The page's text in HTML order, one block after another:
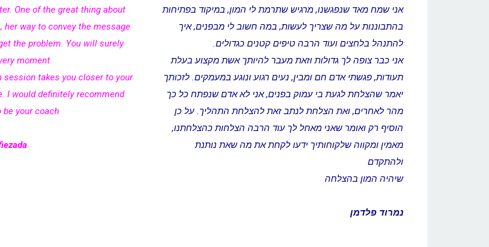
אני שמח מאד שנפגשנו, מרגיש שתרמת לי המון, במיקוד בפתיחות
בהתבוננות על מה שצריך לעשות, במה חשוב לי מבפנים, איך
להתנהל בלחצים ועוד הרבה טיפים קטנים כגדולים.
אני כבר צופה לך גדולות וזאת מעבר להיותך אשת מקצוע בעלת
תעודות, פגשתי אדם חם ומבין, נעים רגוע ונוגע במעמקים. לזכותך
יאמר שהצלחת לגעת בי עמוק בפנים, אני לא אדם שנפתח כל כך
מהר לאחרים, ואת הצלחת לנתב זאת להצלחת התהליך. על כן
הוסיף רק ואומר שאני מאחל לך עוד הרבה הצלחות כהצלחתנו,
מאמין ומקווה שלקוחותיך ידעו לקחת את מה שאת נותנת
ולהתקדם
שיהיה המון בהצלחה
נמרוד פלדמן
One of the great thing about
her way to convey the message
the problem. You will surely
moment
session takes you closer to your
I would definitely recommend
be your coach